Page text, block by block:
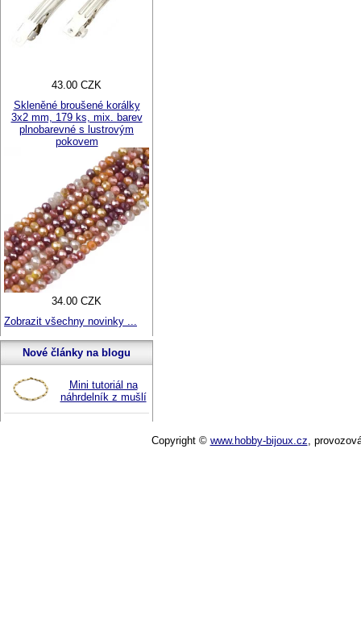
43.00 CZK
Skleněné broušené korálky
3x2 mm, 179 ks, mix. barev
plnobarevné s lustrovým
pokovem
34.00 CZK
Zobrazit všechny novinky ...
Nové články na blogu
Mini tutoriál na
náhrdelník z mušlí
Copyright © www.hobby-bijoux.cz